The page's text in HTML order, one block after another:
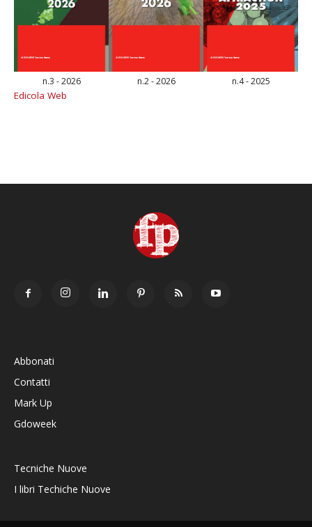
n.3 - 2026 n.2 - 2026 n.4 - 2025
Edicola Web
Abbonati
Contatti
Mark Up
Gdoweek
Tecniche Nuove
I libri Techiche Nuove